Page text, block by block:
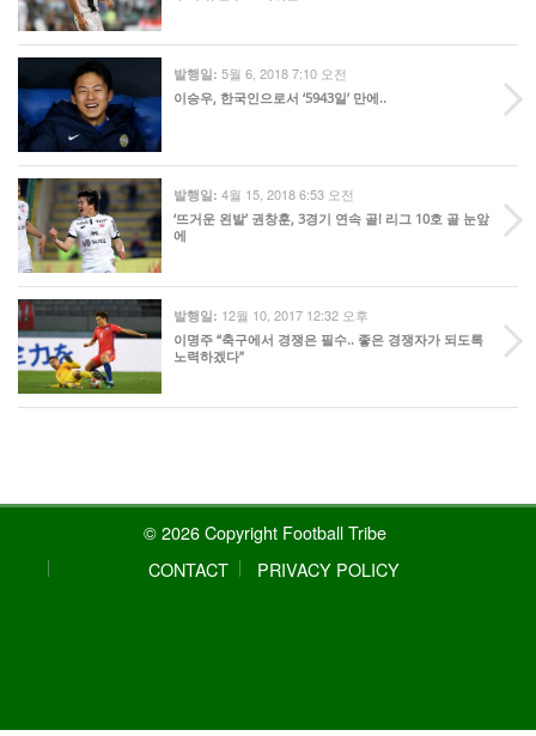
발행일: 5월 6, 2018 7:10 오전
이승우, 한국인으로서 ‘5943일’ 만에..
발행일: 4월 15, 2018 6:53 오전
‘뜨거운 왼발’ 권창훈, 3경기 연속 골! 리그 10호 골 눈앞
에
발행일: 12월 10, 2017 12:32 오후
이명주 “축구에서 경쟁은 필수.. 좋은 경쟁자가 되도록
노력하겠다”
© 2026 Copyright Football Tribe
CONTACT
PRIVACY POLICY